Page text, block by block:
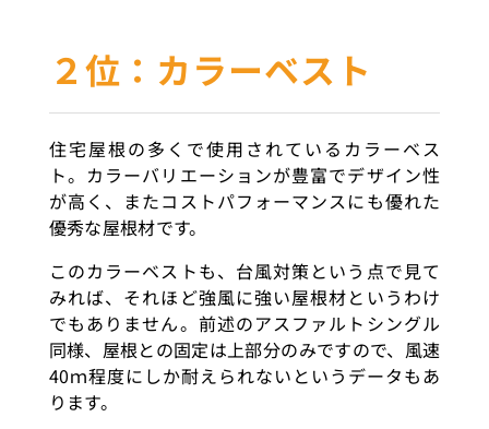
２位：カラーベスト
住宅屋根の多くで使用されているカラーベス
ト。カラーバリエーションが豊富でデザイン性
が高く、またコストパフォーマンスにも優れた
優秀な屋根材です。
このカラーベストも、台風対策という点で見て
みれば、それほど強風に強い屋根材というわけ
でもありません。前述のアスファルトシングル
同様、屋根との固定は上部分のみですので、風速
40ｍ程度にしか耐えられないというデータもあ
ります。